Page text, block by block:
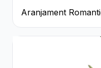
Aranjament
Flori pastel